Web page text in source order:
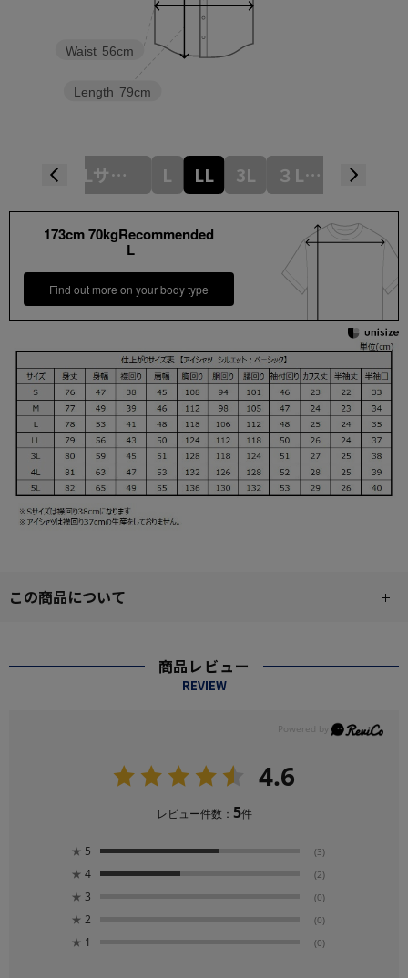
Length 79cm
Waist 56cm
Mサイズ Lサイズ L LL 3L ３Lサイズ 4L
173cm 70kgRecommended
L
Find out more on your body type
この商品について
商品レビュー
REVIEW
4.6
レビュー件数： 5件
★ 5 (3)
★ 4 (2)
★ 3 (0)
★ 2 (0)
★ 1 (0)